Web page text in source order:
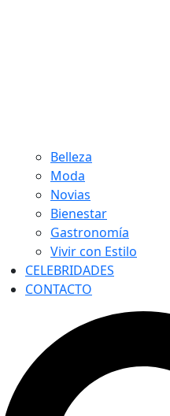
Belleza
Moda
Novias
Bienestar
Gastronomía
Vivir con Estilo
CELEBRIDADES
CONTACTO